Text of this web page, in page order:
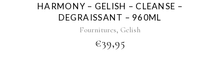
HARMONY – GELISH – CLEANSE –
DEGRAISSANT – 960ML
Fournitures, Gelish
€39,95